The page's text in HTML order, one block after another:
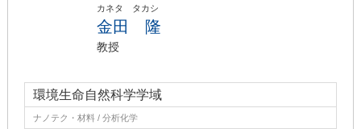
カネタ タカシ
金田 隆
教授
環境生命自然科学学域
ナノテク・材料 / 分析化学